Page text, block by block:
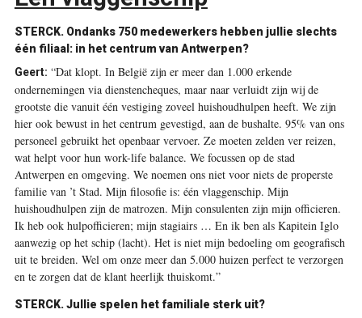
STERCK. Ondanks 750 medewerkers hebben jullie slechts
één filiaal: in het centrum van Antwerpen?
Geert: “Dat klopt. In België zijn er meer dan 1.000 erkende
ondernemingen via dienstencheques, maar naar verluidt zijn wij de
grootste die vanuit één vestiging zoveel huishoudhulpen heeft. We zijn
hier ook bewust in het centrum gevestigd, aan de bushalte. 95% van ons
personeel gebruikt het openbaar vervoer. Ze moeten zelden ver reizen,
wat helpt voor hun work-life balance. We focussen op de stad
Antwerpen en omgeving. We noemen ons niet voor niets de properste
familie van ’t Stad. Mijn filosofie is: één vlaggenschip. Mijn
huishoudhulpen zijn de matrozen. Mijn consulenten zijn mijn officieren.
Ik heb ook hulpofficieren; mijn stagiairs … En ik ben als Kapitein Iglo
aanwezig op het schip (lacht). Het is niet mijn bedoeling om geografisch
uit te breiden. Wel om onze meer dan 5.000 huizen perfect te verzorgen
en te zorgen dat de klant heerlijk thuiskomt.”
STERCK. Jullie spelen het familiale sterk uit?